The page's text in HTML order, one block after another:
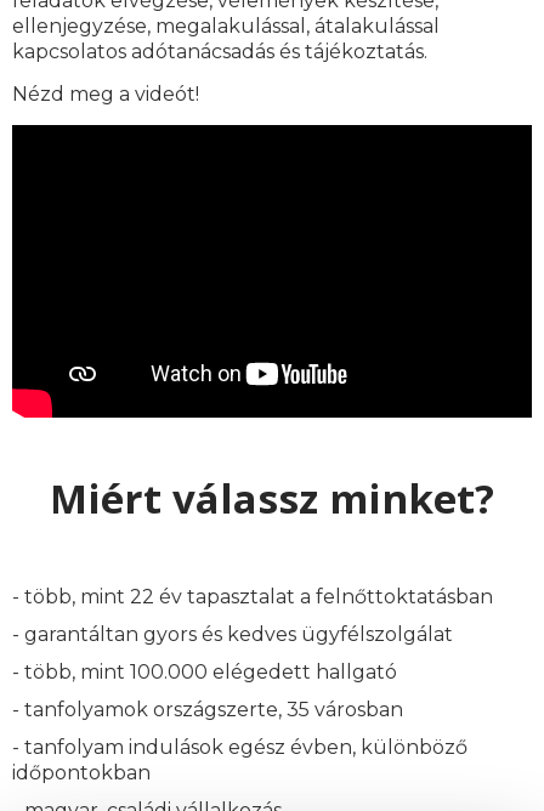
ellenjegyzése, megalakulással, átalakulással
kapcsolatos adótanácsadás és tájékoztatás.
Nézd meg a videót!
Miért válassz minket?
- több, mint 22 év tapasztalat a felnőttoktatásban
- garantáltan gyors és kedves ügyfélszolgálat
- több, mint 100.000 elégedett hallgató
- tanfolyamok országszerte, 35 városban
- tanfolyam indulások egész évben, különböző
időpontokban